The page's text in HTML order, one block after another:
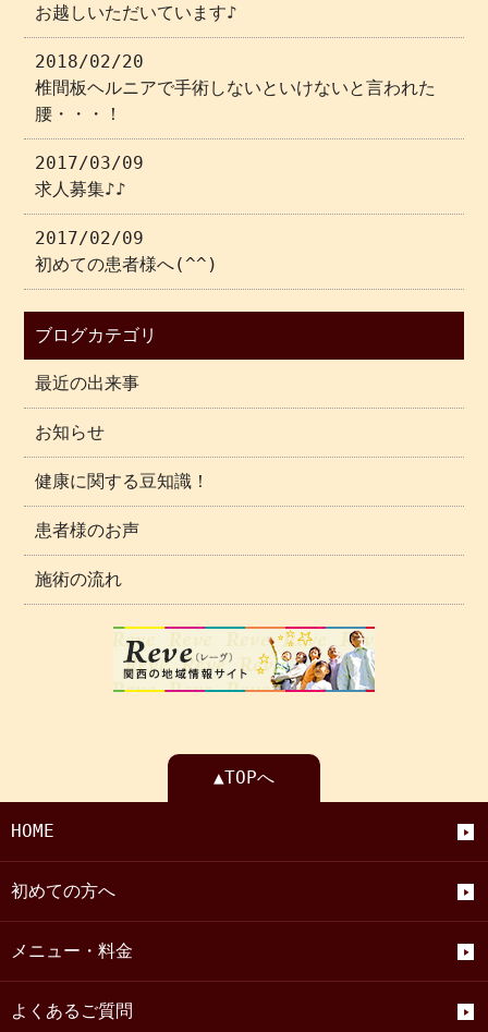
お越しいただいています♪
2018/02/20
椎間板ヘルニアで手術しないといけないと言われた
腰・・・！
2017/03/09
求人募集♪♪
2017/02/09
初めての患者様へ(^^)
ブログカテゴリ
最近の出来事
お知らせ
健康に関する豆知識！
患者様のお声
施術の流れ
▲TOPへ
HOME
初めての方へ
メニュー・料金
よくあるご質問